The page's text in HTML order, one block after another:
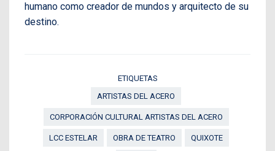
humano como creador de mundos y arquitecto de su
destino.
ETIQUETAS
ARTISTAS DEL ACERO
CORPORACIÓN CULTURAL ARTISTAS DEL ACERO
LCC ESTELAR OBRA DE TEATRO QUIXOTE